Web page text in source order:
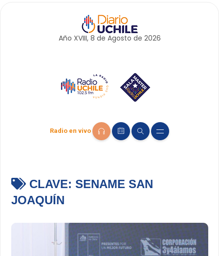
Año XVIII, 8 de Agosto de 2026
Radio en vivo
CLAVE: SENAME SAN
JOAQUÍN